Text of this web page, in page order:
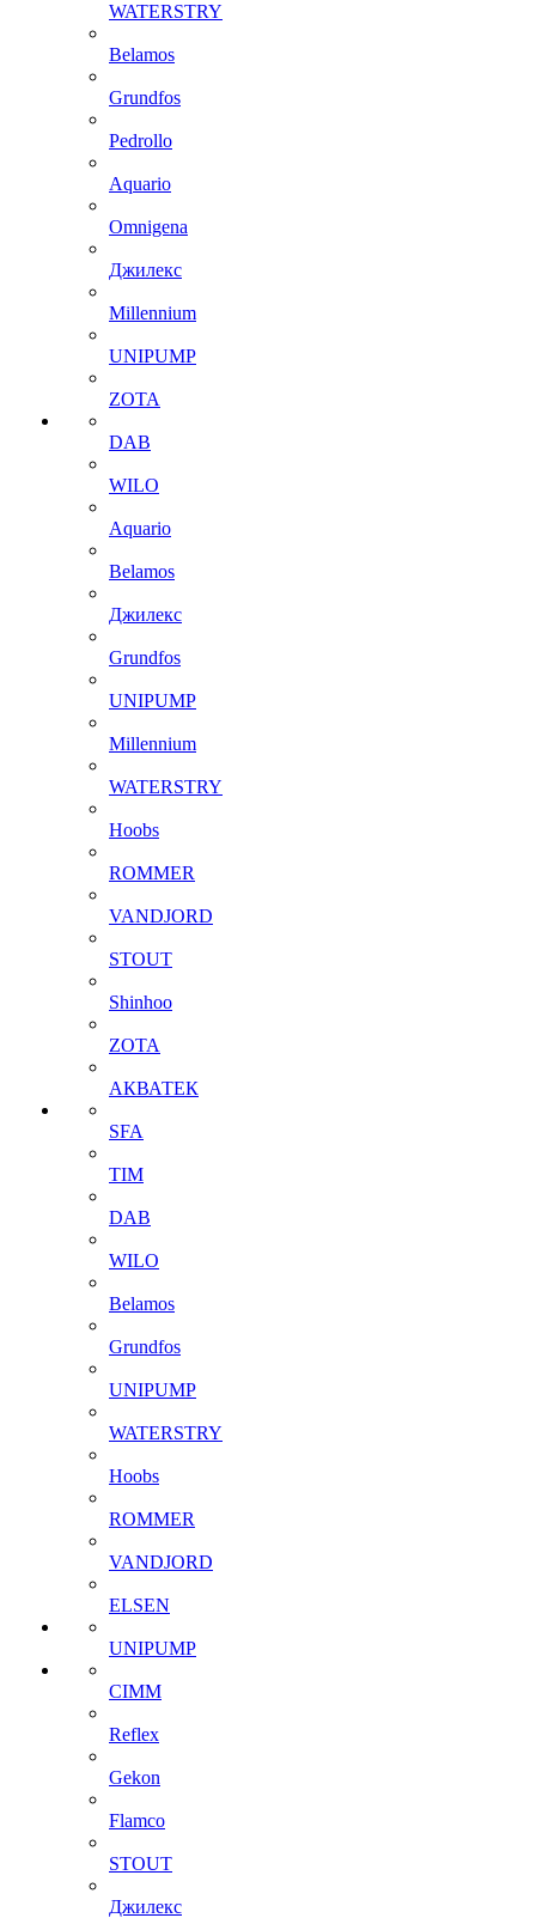
WATERSTRY
Belamos
Grundfos
Pedrollo
Aquario
Omnigena
Джилекс
Millennium
UNIPUMP
ZOTA
DAB
WILO
Aquario
Belamos
Джилекс
Grundfos
UNIPUMP
Millennium
WATERSTRY
Hoobs
ROMMER
VANDJORD
STOUT
Shinhoo
ZOTA
АКВАТЕК
SFA
TIM
DAB
WILO
Belamos
Grundfos
UNIPUMP
WATERSTRY
Hoobs
ROMMER
VANDJORD
ELSEN
UNIPUMP
CIMM
Reflex
Gekon
Flamco
STOUT
Джилекс